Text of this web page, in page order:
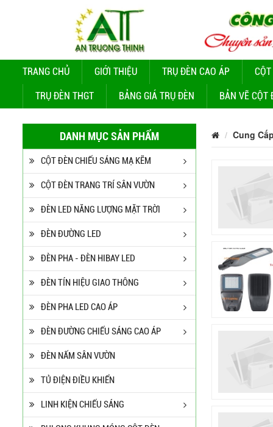
TRANG CHỦ GIỚI THIỆU TRỤ ĐÈN CAO ÁP
TRỤ ĐÈN THGT BẢNG GIÁ TRỤ ĐÈN BẢN VẼ CỘT
DANH MỤC SẢN PHẨM
CỘT ĐÈN CHIẾU SÁNG MẠ KẼM
CỘT ĐÈN TRANG TRÍ SÂN VƯỜN
ĐÈN LED NĂNG LƯỢNG MẶT TRỜI
ĐÈN ĐƯỜNG LED
ĐÈN PHA - ĐÈN HIBAY LED
ĐÈN TÍN HIỆU GIAO THÔNG
ĐÈN PHA LED CAO ÁP
ĐÈN ĐƯỜNG CHIẾU SÁNG CAO ÁP
ĐÈN NẤM SÂN VƯỜN
TỦ ĐIỆN ĐIỀU KHIỂN
LINH KIỆN CHIẾU SÁNG
Cung